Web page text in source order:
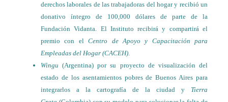
derechos laborales de las trabajadoras del hogar y recibió un
donativo íntegro de 100,000 dólares de parte de la
Fundación Vidanta. El Instituto recibirá y compartirá el
premio con elCentro de Apoyo y Capacitación para
Empleadas del Hogar (CACEH).
Wingu (Argentina) por su proyecto de visualización del
estado de los asentamientos pobres de Buenos Aires para
integrarlos a la cartografía de la ciudad y Tierra